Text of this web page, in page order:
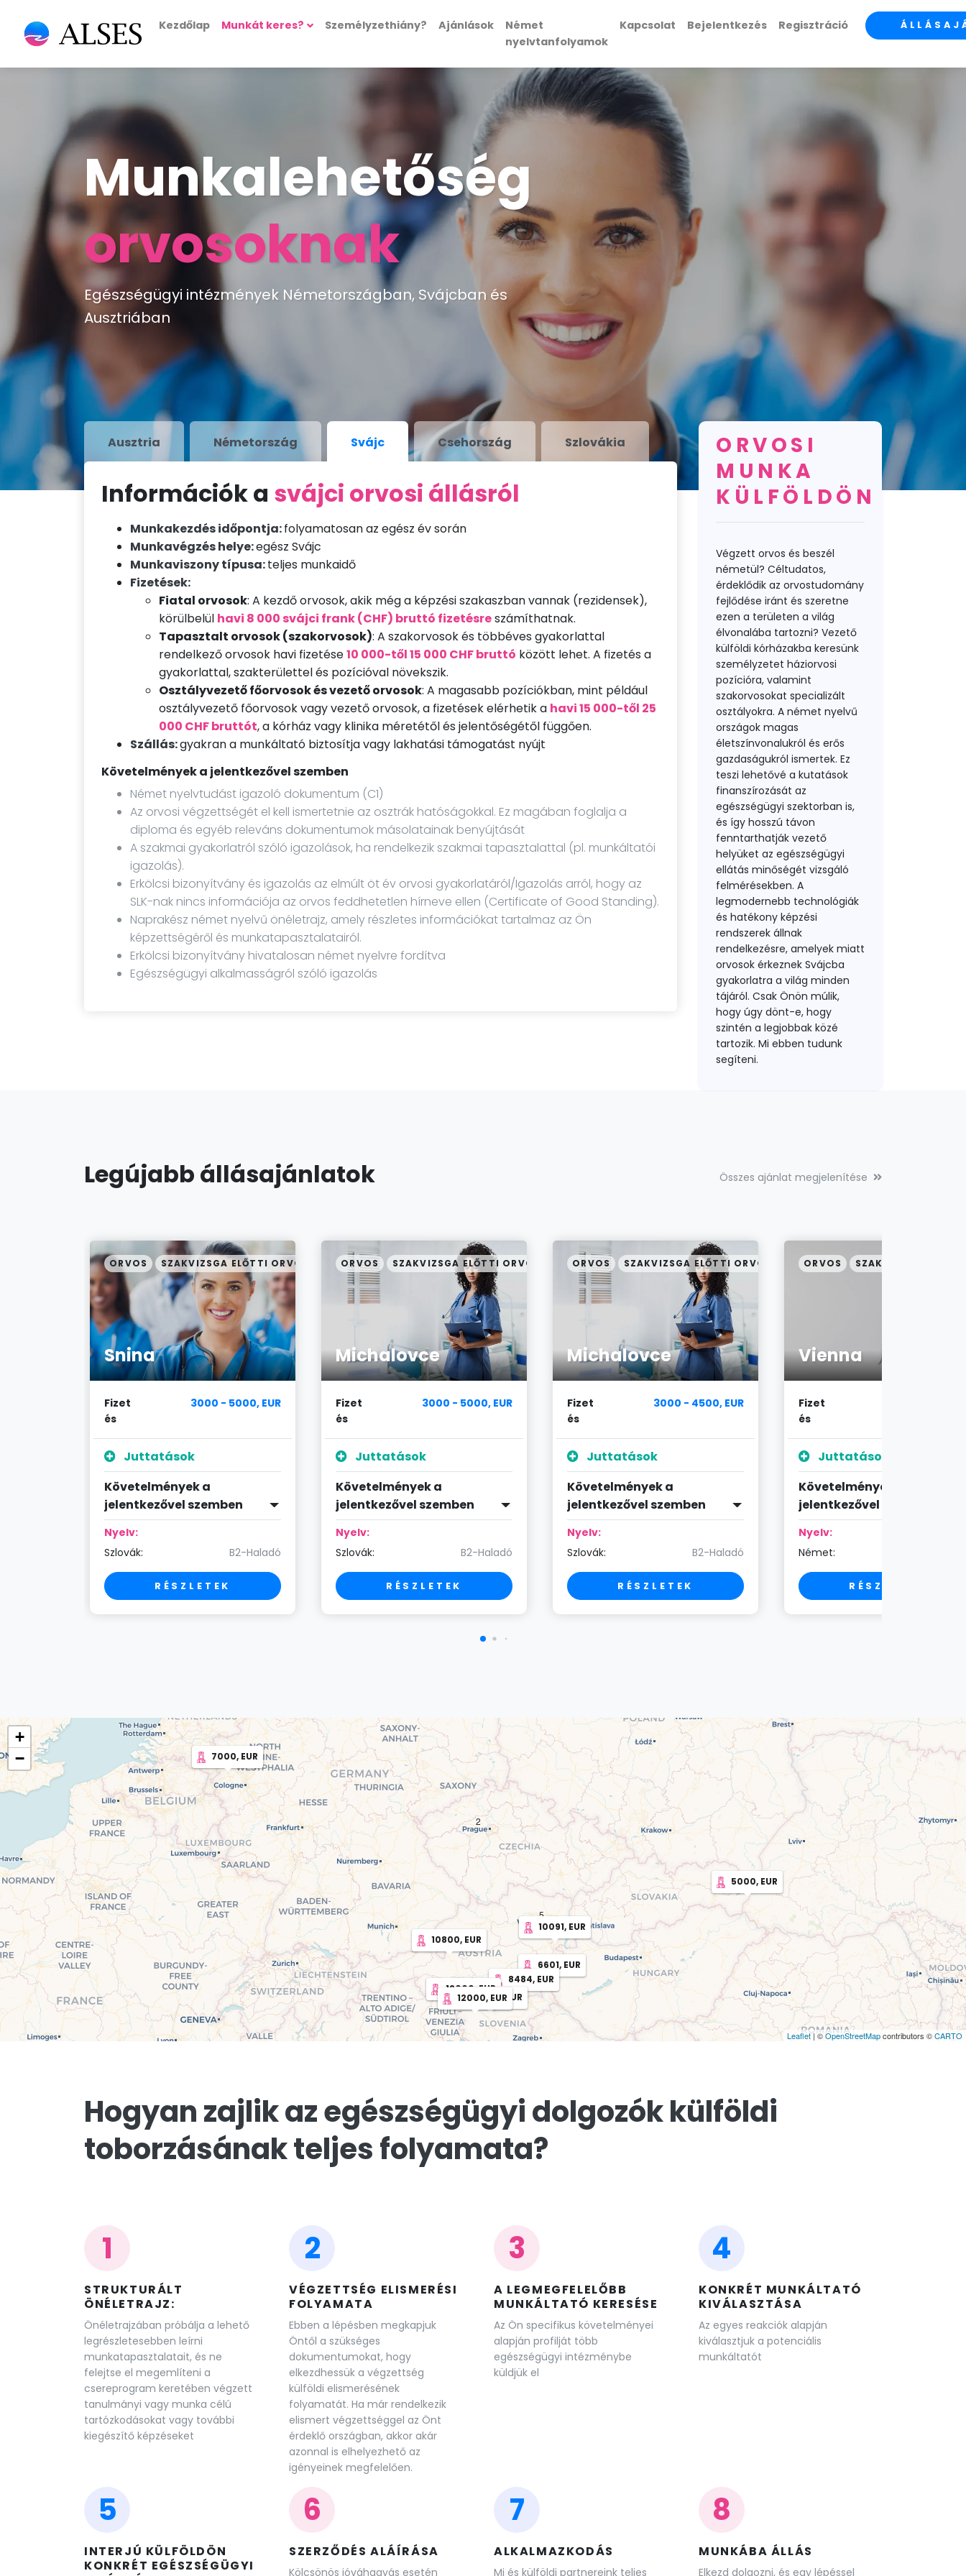
Kezdőlap Munkát keres? Személyzethiány? Ajánlások
Német
nyelvtanfolyamok
Kapcsolat Bejelentkezés Regisztráció
Munkalehetőség
orvosoknak
Egészségügyi intézmények Németországban, Svájcban és
Ausztriában
Ausztria Németország Svájc Csehország Szlovákia
Információk a svájci orvosi állásról
Munkakezdés időpontja:folyamatosan az egész év során
Munkavégzés helye:egész Svájc
Munkaviszony típusa:teljes munkaidő
Fizetések:
Fiatal orvosok: A kezdő orvosok, akik még a képzési szakaszban vannak (rezidensek),
körülbelül havi 8 000 svájci frank (CHF) bruttó fizetésreszámíthatnak.
Tapasztalt orvosok (szakorvosok): A szakorvosok és többéves gyakorlattal
rendelkező orvosok havi fizetése10 000-től 15 000 CHF bruttó között lehet. A fizetés a
gyakorlattal, szakterülettel és pozícióval növekszik.
Osztályvezető főorvosok és vezető orvosok: A magasabb pozíciókban, mint például
osztályvezető főorvosok vagy vezető orvosok, a fizetések elérhetik a havi 15 000-től 25
000 CHF bruttót, a kórház vagy klinika méretétől és jelentőségétől függően.
Szállás:gyakran a munkáltató biztosítja vagy lakhatási támogatást nyújt
Követelmények a jelentkezővel szemben
Német nyelvtudást igazoló dokumentum (C1)
Az orvosi végzettségét el kell ismertetnie az osztrák hatóságokkal. Ez magában foglalja a
diploma és egyéb releváns dokumentumok másolatainak benyújtását
A szakmai gyakorlatról szóló igazolások, ha rendelkezik szakmai tapasztalattal (pl. munkáltatói
igazolás).
Erkölcsi bizonyítvány és igazolás az elmúlt öt év orvosi gyakorlatáról/Igazolás arról, hogy az
SLK-nak nincs információja az orvos feddhetetlen hírneve ellen (Certificate of Good Standing).
Naprakész német nyelvű önéletrajz, amely részletes információkat tartalmaz az Ön
képzettségéről és munkatapasztalatairól.
Erkölcsi bizonyítvány hivatalosan német nyelvre fordítva
Egészségügyi alkalmasságról szóló igazolás
ORVOSI
MUNKA
KÜLFÖLDÖN
Végzett orvos és beszél
németül? Céltudatos,
érdeklődik az orvostudomány
fejlődése iránt és szeretne
ezen a területen a világ
élvonalába tartozni? Vezető
külföldi kórházakba keresünk
személyzetet háziorvosi
pozícióra, valamint
szakorvosokat specializált
osztályokra. A német nyelvű
országok magas
életszínvonalukról és erős
gazdaságukról ismertek. Ez
teszi lehetővé a kutatások
finanszírozását az
egészségügyi szektorban is,
és így hosszú távon
fenntarthatják vezető
helyüket az egészségügyi
ellátás minőségét vizsgáló
felmérésekben. A
legmodernebb technológiák
és hatékony képzési
rendszerek állnak
rendelkezésre, amelyek miatt
orvosok érkeznek Svájcba
gyakorlatra a világ minden
tájáról. Csak Önön múlik,
hogy úgy dönt-e, hogy
szintén a legjobbak közé
tartozik. Mi ebben tudunk
segíteni.
Legújabb állásajánlatok Összes ajánlat megjelenítése
Snina
ORVOS SZAKVIZSGA ELŐTTI ORVOS
Fizet
és
3000 - 5000, EUR
Juttatások
Követelmények a
jelentkezővel szemben
Nyelv:
Szlovák:
B2-Haladó
RÉSZLETEK
Michalovce
ORVOS SZAKVIZSGA ELŐTTI ORVOS
Fizet
és
3000 - 5000, EUR
Juttatások
Követelmények a
jelentkezővel szemben
Nyelv:
Szlovák:
B2-Haladó
RÉSZLETEK
Michalovce
ORVOS SZAKVIZSGA ELŐTTI ORVOS
Fizet
és
3000 - 4500, EUR
Juttatások
Követelmények a
jelentkezővel szemben
Nyelv:
Szlovák:
B2-Haladó
RÉSZLETEK
Vienna
ORVOS SZAKORVOS
Fizet
és
Juttatások
Követelmények a
jelentkezővel szemben
Nyelv:
Német:
RÉSZLETEK
2
2
5
7000, EUR
5000, EUR
10800, EUR
6601, EUR
10091, EUR
8484, EUR
12000, EUR
12000, EUR
12000, EUR
+
−
Leaflet| ©OpenStreetMapcontributors ©CARTO
Hogyan zajlik az egészségügyi dolgozók külföldi
toborzásának teljes folyamata?
1
STRUKTURÁLT
ÖNÉLETRAJZ:
Önéletrajzában próbálja a lehető
legrészletesebben leírni
munkatapasztalatait, és ne
felejtse el megemlíteni a
csereprogram keretében végzett
tanulmányi vagy munka célú
tartózkodásokat vagy további
kiegészítő képzéseket
2
VÉGZETTSÉG ELISMERÉSI
FOLYAMATA
Ebben a lépésben megkapjuk
Öntől a szükséges
dokumentumokat, hogy
elkezdhessük a végzettség
külföldi elismerésének
folyamatát. Ha már rendelkezik
elismert végzettséggel az Önt
érdeklő országban, akkor akár
azonnal is elhelyezhető az
igényeinek megfelelően.
3
A LEGMEGFELELŐBB
MUNKÁLTATÓ KERESÉSE
Az Ön specifikus követelményei
alapján profilját több
egészségügyi intézménybe
küldjük el
4
KONKRÉT MUNKÁLTATÓ
KIVÁLASZTÁSA
Az egyes reakciók alapján
kiválasztjuk a potenciális
munkáltatót
5
INTERJÚ KÜLFÖLDÖN
KONKRÉT EGÉSZSÉGÜGYI
6
SZERZŐDÉS ALÁÍRÁSA
Kölcsönös jóváhagyás esetén
7
ALKALMAZKODÁS
Mi és külföldi partnereink teljes
8
MUNKÁBA ÁLLÁS
Elkezd dolgozni, és egy lépéssel